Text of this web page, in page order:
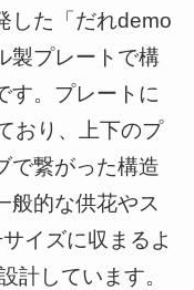
した「だれdemo
製プレートで構
す。プレートに
おり、上下のプ
で繋がった構造
般的な供花やス
イズに収まるよ
計しています。